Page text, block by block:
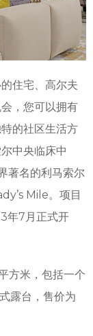
住宅、高尔夫
，您可以拥有
的社区生活方
中央临床中
著名的利马索尔
Mile。项目
年7月正式开
方米，包括一个
露台，售价为